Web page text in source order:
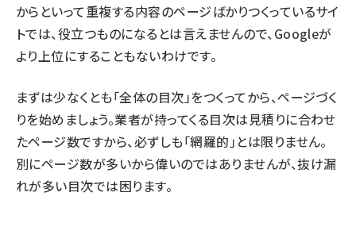
からといって重複する内容のページばかりつくっているサイ
トでは、役立つものになるとは言えませんので、Googleが
より上位にすることもないわけです。
まずは少なくとも「全体の目次」をつくってから、ページづく
りを始めましょう。業者が持ってくる目次は見積りに合わせ
たページ数ですから、必ずしも「網羅的」とは限りません。
別にページ数が多いから偉いのではありませんが、抜け漏
れが多い目次では困ります。